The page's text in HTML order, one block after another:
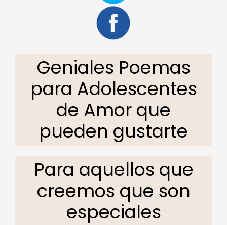
Geniales Poemas
para Adolescentes
de Amor que
pueden gustarte
Para aquellos que
creemos que son
especiales